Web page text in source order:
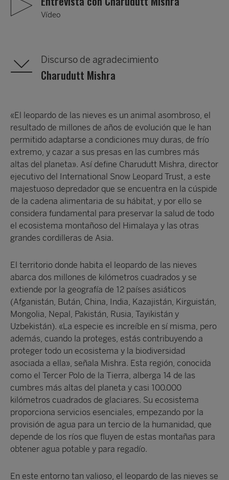
Vídeo
Discurso de agradecimiento
Charudutt Mishra
«El leopardo de las nieves es un animal asombroso, el
resultado de millones de años de evolución que le han
permitido adaptarse a condiciones muy duras, de frío
extremo, y cazar a sus presas en las cumbres más
altas del planeta». Así define Charudutt Mishra, director
ejecutivo del International Snow Leopard Trust, a este
majestuoso depredador que se encuentra en la cúspide
de la cadena alimentaria de su hábitat, y por ello se
considera fundamental para preservar la salud de todo
el ecosistema montañoso del Himalaya y las otras
grandes cordilleras de Asia.
El territorio donde habita el leopardo de las nieves
abarca dos millones de kilómetros cuadrados y se
extiende por la geografía de 12 países asiáticos
(Afganistán, Bután, China, India, Kazajistán, Kirguistán,
Mongolia, Nepal, Pakistán, Rusia, Tayikistán y
Uzbekistán). «La especie es increíble en sí misma, pero
además, cuando la proteges, estás contribuyendo a
proteger todo un ecosistema y la biodiversidad
asociada a ella», señala Mishra. Esta región, conocida
como el Tercer Polo de la Tierra, alberga 14 de las
cumbres más altas del planeta y casi 100.000
kilómetros cuadrados de glaciares. Su ecosistema
proporciona servicios esenciales, empezando por la
provisión de agua para un tercio de la humanidad, que
depende de los ríos que fluyen de estas montañas para
obtener agua potable y para regadío.
En este entorno tan valioso, el leopardo de las nieves se